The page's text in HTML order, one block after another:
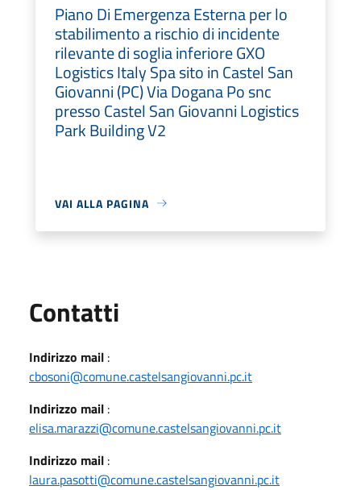
Piano Di Emergenza Esterna per lo
stabilimento a rischio di incidente
rilevante di soglia inferiore GXO
Logistics Italy Spa sito in Castel San
Giovanni (PC) Via Dogana Po snc
presso Castel San Giovanni Logistics
Park Building V2
VAI ALLA PAGINA
Contatti
Indirizzo mail :
cbosoni@comune.castelsangiovanni.pc.it
Indirizzo mail :
elisa.marazzi@comune.castelsangiovanni.pc.it
Indirizzo mail :
laura.pasotti@comune.castelsangiovanni.pc.it